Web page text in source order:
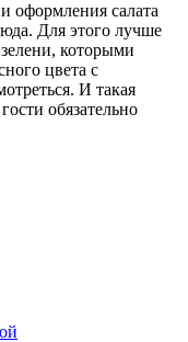
оформления салата
Для этого лучше
которыми
цвета с
И такая
обязательно